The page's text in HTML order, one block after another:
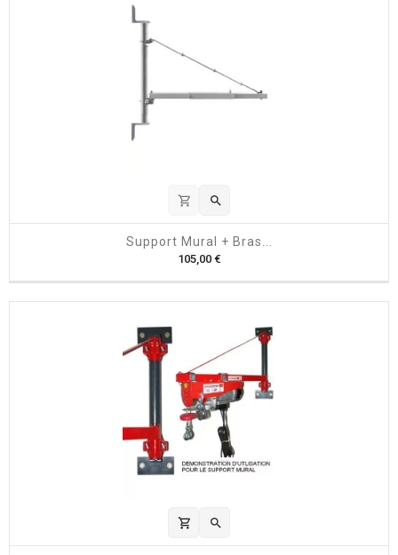
shopping_cart 
Support Mural + Bras...
105,00 €P
x
shopping_cart 